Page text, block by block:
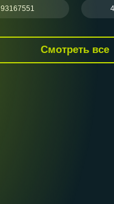
93167551
Смотреть все